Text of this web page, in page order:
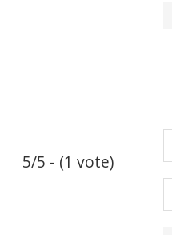
5/5 - (1 vote)